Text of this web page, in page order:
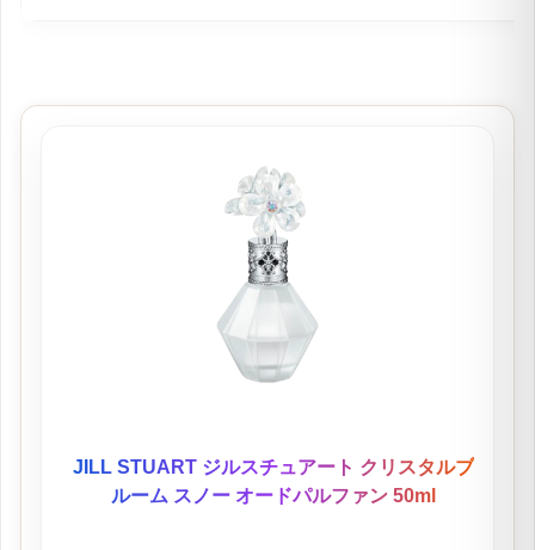
JILL STUART ジルスチュアート クリスタルブ
ルーム スノー オードパルファン 50ml